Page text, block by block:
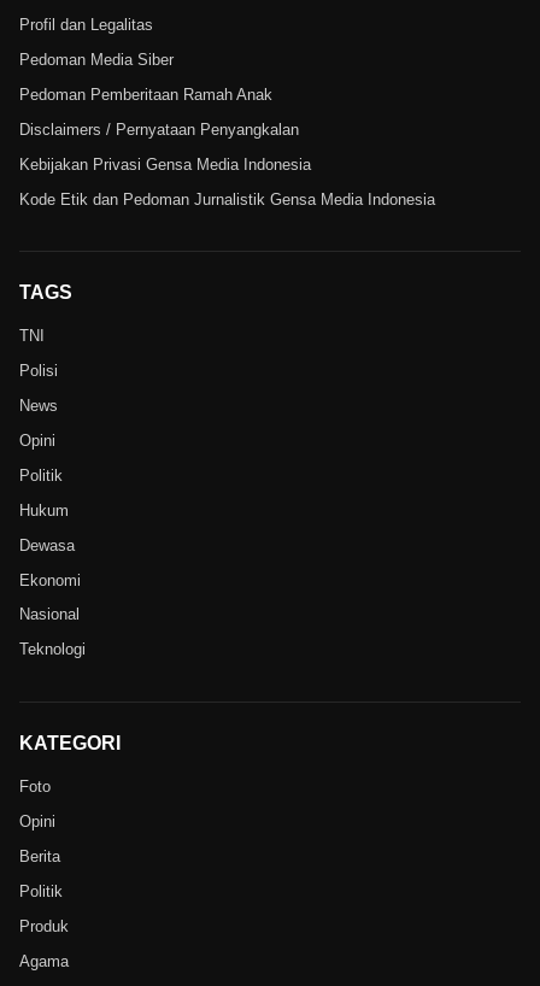
Profil dan Legalitas
Pedoman Media Siber
Pedoman Pemberitaan Ramah Anak
Disclaimers / Pernyataan Penyangkalan
Kebijakan Privasi Gensa Media Indonesia
Kode Etik dan Pedoman Jurnalistik Gensa Media Indonesia
TAGS
TNI
Polisi
News
Opini
Politik
Hukum
Dewasa
Ekonomi
Nasional
Teknologi
KATEGORI
Foto
Opini
Berita
Politik
Produk
Agama